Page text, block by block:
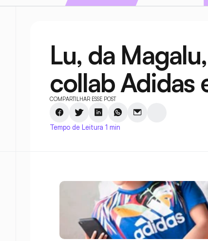
Lu, da
collab Adidas
COMPARTILHAR ESSE POST
Tempo de Leitura 1 min